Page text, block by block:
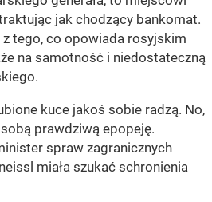
jak chodzący bankomat.
tego, co opowiada rosyjskim
na samotność i niedostateczną
kuce jakoś sobie radzą. No,
prawdziwą epopeję.
spraw zagranicznych
miała szukać schronienia